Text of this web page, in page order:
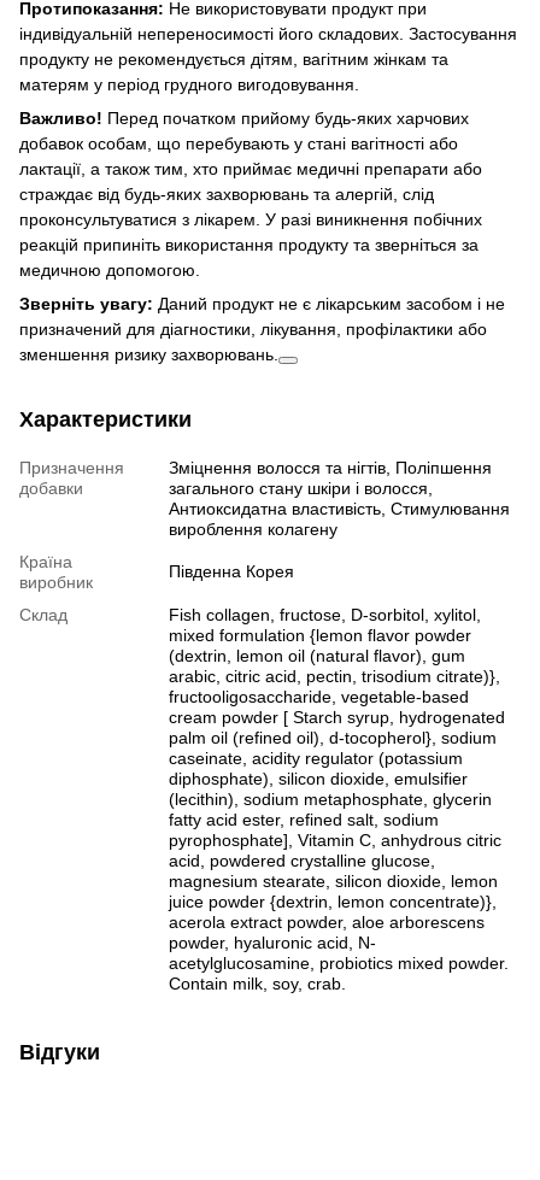
Протипоказання: Не використовувати продукт при
індивідуальній непереносимості його складових. Застосування
продукту не рекомендується дітям, вагітним жінкам та
матерям у період грудного вигодовування.
Важливо! Перед початком прийому будь-яких харчових
добавок особам, що перебувають у стані вагітності або
лактації, а також тим, хто приймає медичні препарати або
страждає від будь-яких захворювань та алергій, слід
проконсультуватися з лікарем. У разі виникнення побічних
реакцій припиніть використання продукту та зверніться за
медичною допомогою.
Зверніть увагу: Даний продукт не є лікарським засобом і не
призначений для діагностики, лікування, профілактики або
зменшення ризику захворювань.
Характеристики
Призначення
добавки
Зміцнення волосся та нігтів, Поліпшення
загального стану шкіри і волосся,
Антиоксидатна властивість, Стимулювання
вироблення колагену
Країна
виробник
Південна Корея
Склад
Fish collagen, fructose, D-sorbitol, xylitol,
mixed formulation {lemon flavor powder
(dextrin, lemon oil (natural flavor), gum
arabic, citric acid, pectin, trisodium citrate)},
fructooligosaccharide, vegetable-based
cream powder [ Starch syrup, hydrogenated
palm oil (refined oil), d-tocopherol}, sodium
caseinate, acidity regulator (potassium
diphosphate), silicon dioxide, emulsifier
(lecithin), sodium metaphosphate, glycerin
fatty acid ester, refined salt, sodium
pyrophosphate], Vitamin C, anhydrous citric
acid, powdered crystalline glucose,
magnesium stearate, silicon dioxide, lemon
juice powder {dextrin, lemon concentrate)},
acerola extract powder, aloe arborescens
powder, hyaluronic acid, N-
acetylglucosamine, probiotics mixed powder.
Contain milk, soy, crab.
Відгуки